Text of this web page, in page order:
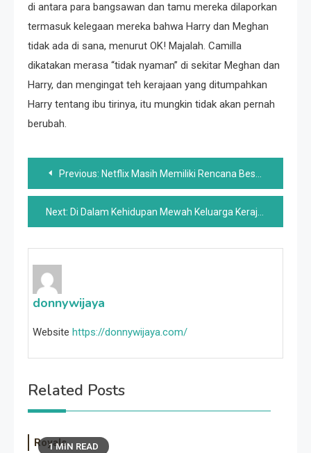
di antara para bangsawan dan tamu mereka dilaporkan
termasuk kelegaan mereka bahwa Harry dan Meghan
tidak ada di sana, menurut OK! Majalah. Camilla
dikatakan merasa “tidak nyaman” di sekitar Meghan dan
Harry, dan mengingat teh kerajaan yang ditumpahkan
Harry tentang ibu tirinya, itu mungkin tidak akan pernah
berubah.
Post
navigation
Previous: Netflix Masih Memiliki Rencana Besar Untuk Pangeran Harry Dan Meghan Markle Setelah Spotify Axing
Next: Di Dalam Kehidupan Mewah Keluarga Kerajaan Yunani
donnywijaya
Website https://donnywijaya.com/
Related Posts
1 MIN READ
Royals